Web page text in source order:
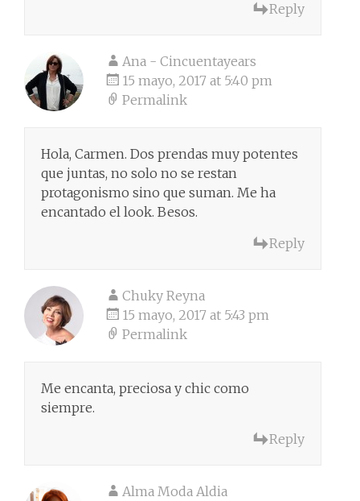
Reply
Ana - Cincuentayears
15 mayo, 2017 at 5:40 pm
Permalink
Hola, Carmen. Dos prendas muy potentes
que juntas, no solo no se restan
protagonismo sino que suman. Me ha
encantado el look. Besos.
Reply
Chuky Reyna
15 mayo, 2017 at 5:43 pm
Permalink
Me encanta, preciosa y chic como
siempre.
Reply
Alma Moda Aldia